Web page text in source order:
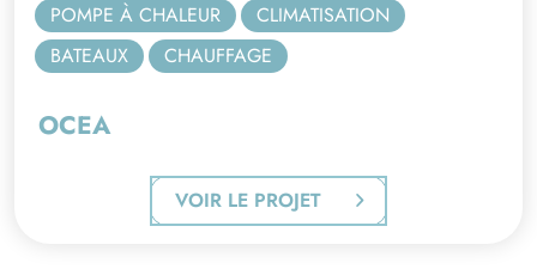
POMPE À CHALEUR
CLIMATISATION
BATEAUX
CHAUFFAGE
OCEA
VOIR LE PROJET